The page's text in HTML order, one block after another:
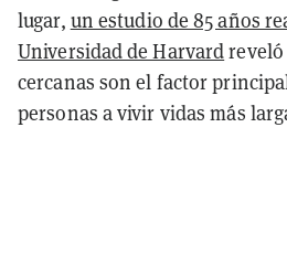
lugar, un estudio de 85 años
Universidad de Harvardreveló
cercanas son el factor
personas a vivir vidas más